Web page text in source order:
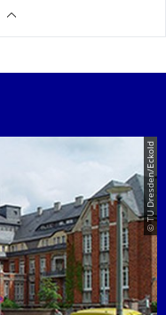
© TU Dresden/Eckold